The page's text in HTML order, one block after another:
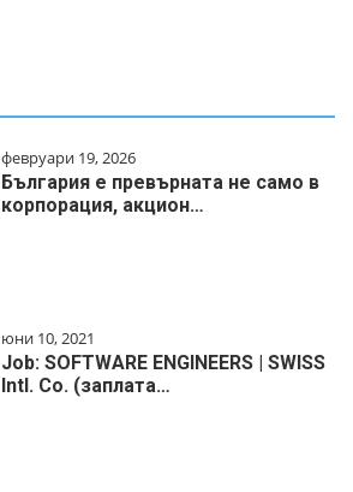
февруари 19, 2026
България е превърната не само в
корпорация, акцион…
юни 10, 2021
Job: SOFTWARE ENGINEERS | SWISS
Intl. Co. (заплата…